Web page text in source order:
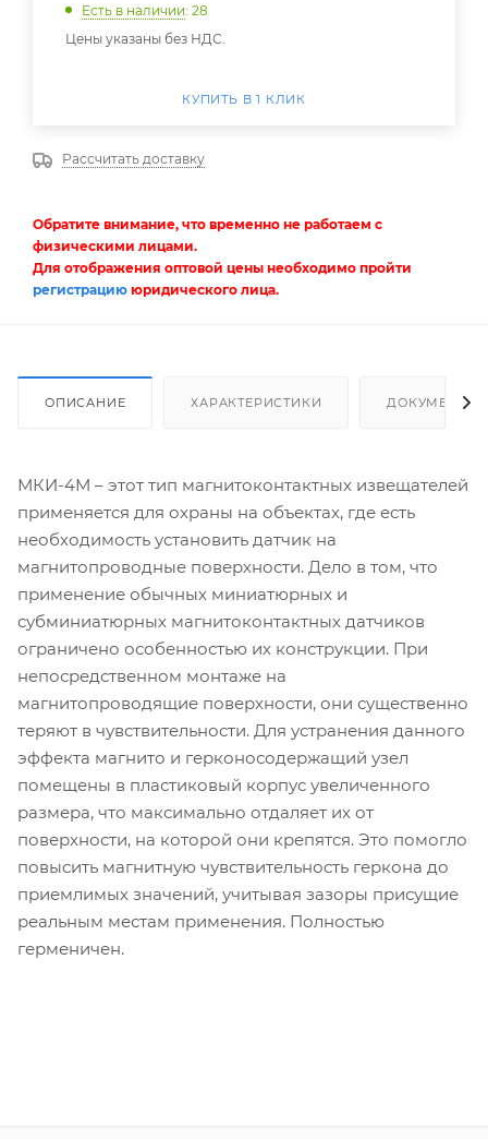
Есть в наличии: 28
Цены указаны без НДС.
КУПИТЬ В 1 КЛИК
Рассчитать доставку
Обратите внимание, что временно не работаем с
физическими лицами.
Для отображения оптовой цены необходимо пройти
регистрацию юридического лица.
ОПИСАНИЕ ХАРАКТЕРИСТИКИ ДОКУМЕНТЫ
МКИ-4М – этот тип магнитоконтактных извещателей
применяется для охраны на объектах, где есть
необходимость установить датчик на
магнитопроводные поверхности. Дело в том, что
применение обычных миниатюрных и
субминиатюрных магнитоконтактных датчиков
ограничено особенностью их конструкции. При
непосредственном монтаже на
магнитопроводящие поверхности, они существенно
теряют в чувствительности. Для устранения данного
эффекта магнито и герконосодержащий узел
помещены в пластиковый корпус увеличенного
размера, что максимально отдаляет их от
поверхности, на которой они крепятся. Это помогло
повысить магнитную чувствительность геркона до
приемлимых значений, учитывая зазоры присущие
реальным местам применения. Полностью
герменичен.